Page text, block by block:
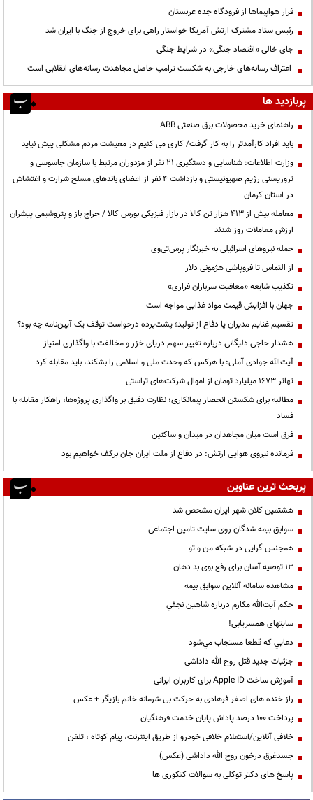
فرار هواپیماها از فرودگاه جده عربستان
رئیس ستاد مشترک ارتش آمریکا خواستار راهی برای خروج از جنگ با ایران شد
جای خالی «اقتصاد جنگی» در شرایط جنگی
اعتراف رسانه‌های خارجی به شکست ترامپ حاصل مجاهدت رسانه‌های انقلابی است
پربازدید ها
راهنمای خرید محصولات برق صنعتی ABB
باید افراد کارآمدتر را به کار گرفت/ کاری می کنیم در معیشت مردم مشکلی پیش نیاید
وزارت اطلاعات: شناسایی و دستگیری ۲۱ نفر از مزدوران مرتبط با سازمان جاسوسی و
تروریستی رژیم صهیونیستی و بازداشت ۴ نفر از اعضای باندهای مسلح شرارت و اغتشاش
در استان کرمان
معامله بیش از ۴۱۳ هزار تن کالا در بازار فیزیکی بورس کالا / حراج باز و پتروشیمی پیشران
ارزش معاملات روز شدند
حمله نیروهای اسرائیلی به خبرنگار پرس‌تی‌وی
از التماس تا فروپاشی هژمونی دلار
تکذیب شایعه «معافیت سربازان فراری»
جهان با افزایش قیمت مواد غذایی مواجه است
تقسیم غنایم مدیران یا دفاع از تولید؛ پشت‌پرده درخواست توقف یک آیین‌نامه چه بود؟
هشدار حاجی دلیگانی درباره تغییر سهم دریای خزر و مخالفت با واگذاری امتیاز
آیت‌الله جوادی آملی: با هرکس که وحدت ملی و اسلامی را بشکند، باید مقابله کرد
تهاتر ۱۶۷۳ میلیارد تومان از اموال شرکت‌های تراستی
مطالبه برای شکستن انحصار پیمانکاری؛ نظارت دقیق بر واگذاری پروژه‌ها، راهکار مقابله با
فساد
فرق است میان مجاهدان در میدان و ساکتین
فرمانده نیروی هوایی ارتش: در دفاع از ملت ایران جان برکف خواهیم بود
پربحث ترین عناوین
هشتمین کلان شهر ایران مشخص شد
سوابق بیمه شدگان روی سایت تامین اجتماعی
همجنس گرایی در شبکه من و تو
13 توصیه آسان برای رفع بوی بد دهان
مشاهده سامانه آنلاين سوابق بیمه
حكم آيت‌الله مكارم درباره شاهين نجفي
سایتهای همسریابی!
دعايي كه قطعا مستجاب مي‌شود
جزئیات جدید قتل روح الله داداشی
آموزش ساخت Apple ID برای کاربران ایرانی
راز خنده های اصغر فرهادی به حرکت بی شرمانه خانم بازیگر + عکس
پرداخت ۱۰۰ درصد پاداش پایان خدمت فرهنگیان
خلافی آنلاین/استعلام خلافی خودرو از طریق اینترنت، پیام کوتاه ، تلفن
جسدغرق درخون روح الله داداشی (عکس)
پاسخ های دکتر توکلی به سوالات کنکوری ها